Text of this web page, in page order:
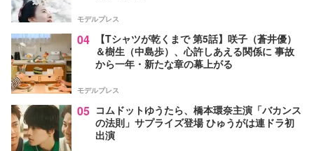
モデルプレス
04
【Tシャツが乾くまで 第5話】咲子（蒼井優）
＆樹生（中島歩）、心許しあえる関係に 事故
から一年・新たな章の幕上がる
モデルプレス
05 コムドットゆうたら、橋本環奈主演「バカンス
の法則」サプライズ登場 ひゅうがは連ドラ初
出演